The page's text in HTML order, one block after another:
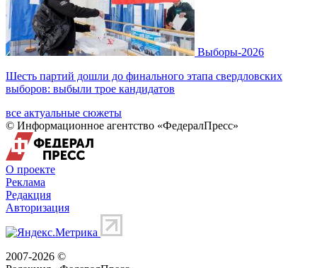
Выборы-2026
Шесть партий дошли до финального этапа свердловских
выборов: выбыли трое кандидатов
все актуальные сюжеты
© Информационное агентство «ФедералПресс»
О проекте
Реклама
Редакция
Авторизация
2007-2026 ©